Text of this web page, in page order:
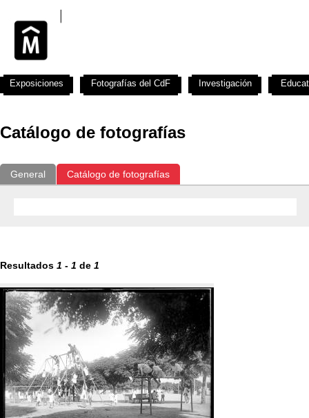
Catálogo de fotografías
General Catálogo de fotografías
Resultados 1 - 1 de 1
Exposiciones Fotografías del CdF Investigación